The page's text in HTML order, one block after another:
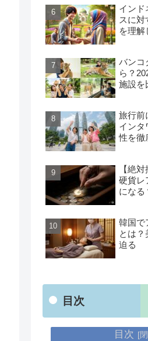
インド
スに対
を理解
バンコ
ら？
施設を
旅行前
インタ
性を徹
【絶
硬貨レ
になる
韓国で
とは？
迫る
目次
目次